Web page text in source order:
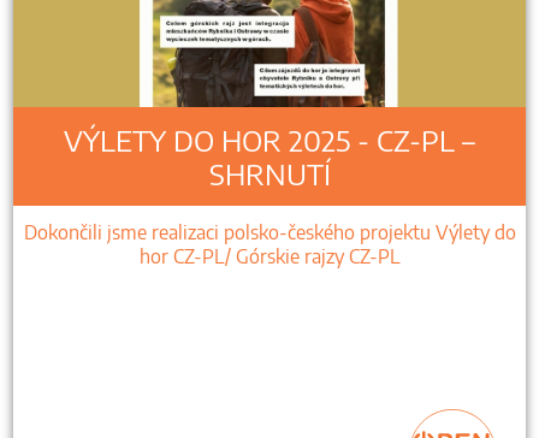
VÝLETY DO HOR 2025 - CZ-PL –
SHRNUTÍ
Dokončili jsme realizaci polsko-českého projektu Výlety do
hor CZ-PL/ Górskie rajzy CZ-PL